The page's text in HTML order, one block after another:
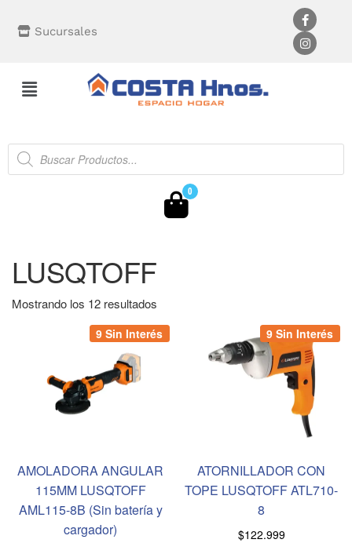
Sucursales
0
LUSQTOFF
Mostrando los 12 resultados
9 Sin Interés
AMOLADORA ANGULAR
115MM LUSQTOFF
AML115-8B (Sin batería y
cargador)
9 Sin Interés
ATORNILLADOR CON
TOPE LUSQTOFF ATL710-
8
$122.999